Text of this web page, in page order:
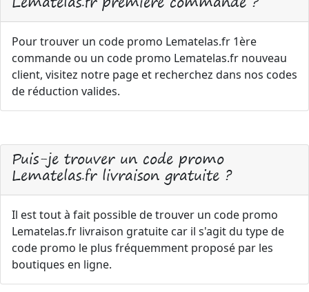
Pour trouver un code promo Lematelas.fr 1ère
commande ou un code promo Lematelas.fr nouveau
client, visitez notre page et recherchez dans nos codes
de réduction valides.
Puis-je trouver un code promo
Lematelas.fr livraison gratuite ?
Il est tout à fait possible de trouver un code promo
Lematelas.fr livraison gratuite car il s'agit du type de
code promo le plus fréquemment proposé par les
boutiques en ligne.